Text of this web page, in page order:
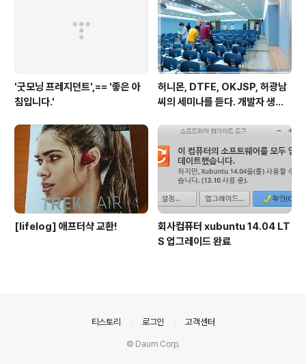
op.
'굿모닝 프레지던트',== '좋은 아
침입니다.'
허니몬, DTFE, OKJSP, 허광남
씨의 세미나를 듣다. 개발자 생존
[lifelog] 애프터샥 교환!
회사컴퓨터 xubuntu 14.04 LT
S 업그레이드 완료
티스토리 로그인 고객센터
© Daum Corp.